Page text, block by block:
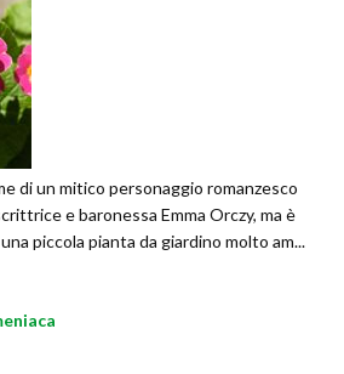
di un mitico personaggio romanzesco
e baronessa Emma Orczy, ma è
piccola pianta da giardino molto am...